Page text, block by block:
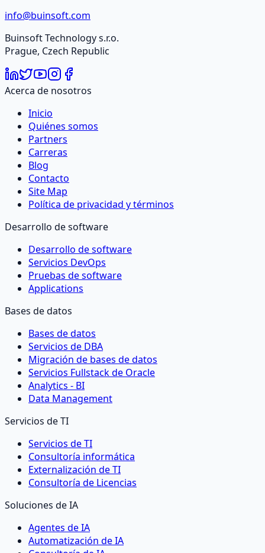
info@buinsoft.com
Buinsoft Technology s.r.o.
Prague, Czech Republic
Acerca de nosotros
Inicio
Quiénes somos
Partners
Carreras
Blog
Contacto
Site Map
Política de privacidad y términos
Desarrollo de software
Desarrollo de software
Servicios DevOps
Pruebas de software
Applications
Bases de datos
Bases de datos
Servicios de DBA
Migración de bases de datos
Servicios Fullstack de Oracle
Analytics - BI
Data Management
Servicios de TI
Servicios de TI
Consultoría informática
Externalización de TI
Consultoría de Licencias
Soluciones de IA
Agentes de IA
Automatización de IA